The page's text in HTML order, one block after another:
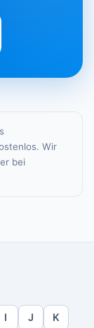
Wir
bei
I J K